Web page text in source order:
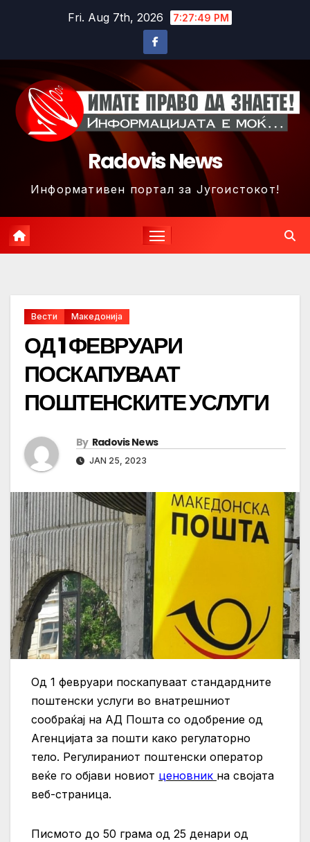
Fri. Aug 7th, 2026 7:27:52 PM
Radovis News
Информативен портал за Југоистокот!
Вести Македонија
ОД 1 ФЕВРУАРИ
ПОСКАПУВААТ
ПОШТЕНСКИТЕ УСЛУГИ
By Radovis News
JAN 25, 2023
Од 1 февруари поскапуваат стандардните
поштенски услуги во внатрешниот
сообраќај на АД Пошта со одобрение од
Агенцијата за пошти како регулаторно
тело. Регулираниот поштенски оператор
веќе го објави новиот ценовник на својата
веб-страница.
Писмото до 50 грама од 25 денари од